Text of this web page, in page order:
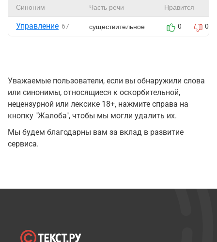
Синоним Часть речи Нравится
Управление 67 существительное 0 0
Уважаемые пользователи, если вы обнаружили слова
или синонимы, относящиеся к оскорбительной,
нецензурной или лексике 18+, нажмите справа на
кнопку "Жалоба", чтобы мы могли удалить их.
Мы будем благодарны вам за вклад в развитие
сервиса.